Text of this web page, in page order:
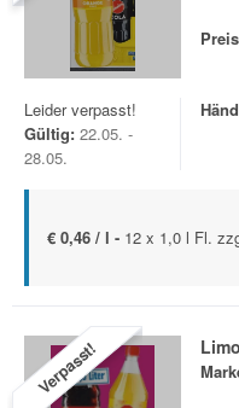
Leider verpasst!
Gültig: 22.05. -
28.05.
€ 0,46 / l - 12 x 1,0 l Fl.
Verpasst!